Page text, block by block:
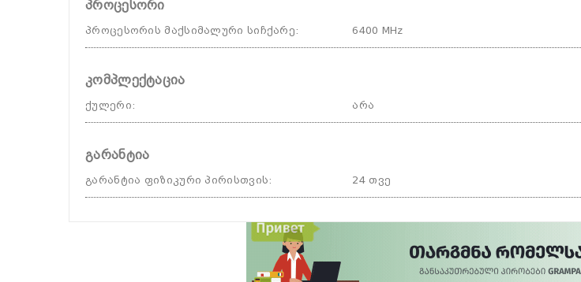
პროცესორი
პროცესორის მაქსიმალური სიჩქარე: 6400 MHz
კომპლექტაცია
ქულერი: არა
გარანტია
გარანტია ფიზიკური პირისთვის: 24 თვე